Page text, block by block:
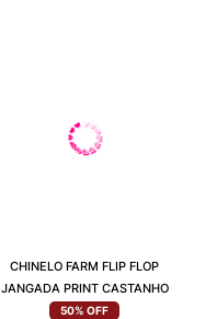
CHINELO FARM FLIP FLOP
JANGADA PRINT CASTANHO
50% OFF